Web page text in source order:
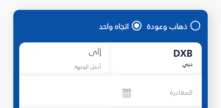
ذهاب وعودة اتجاه واحد
DXB
دبي
إلى
أدخل الوجهة
المغادرة